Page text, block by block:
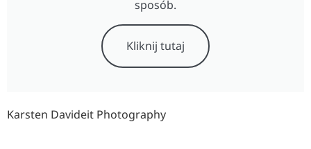
sposób.
Kliknij tutaj
Karsten Davideit Photography